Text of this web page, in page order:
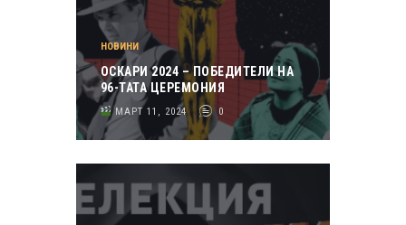
НОВИНИ
ОСКАРИ 2024 – ПОБЕДИТЕЛИ НА
96-ТАТА ЦЕРЕМОНИЯ
МАРТ 11, 2024 0